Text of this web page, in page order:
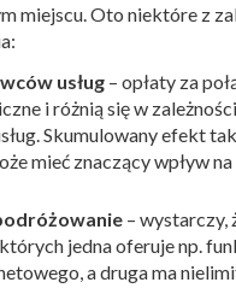
miejscu. Oto niektóre z
usług – opłaty za
i różnią się w
Skumulowany efekt
mieć znaczący wpływ
– wystarczy,
jedna oferuje np.
a druga ma